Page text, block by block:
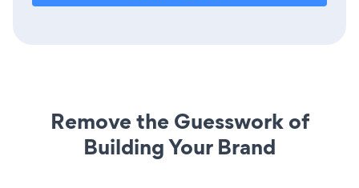
Remove the Guesswork of
Building Your Brand